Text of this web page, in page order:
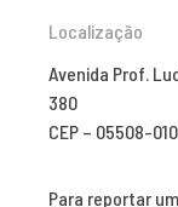
Localização
Avenida Prof.
380
CEP – 05508-
Para reportar